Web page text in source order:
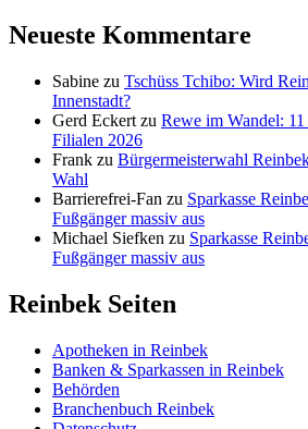
Neueste Kommentare
Sabine zu Tschüss Tchibo: Wird
Innenstadt?
Gerd Eckert zu Rewe im Wandel:
Filialen 2026
Frank zu Bürgermeisterwahl
Wahl
Barrierefrei-Fan zu Sparkasse
Fußgänger massiv aus
Michael Siefken zu Sparkasse
Fußgänger massiv aus
Reinbek Seiten
Apotheken in Reinbek
Banken & Sparkassen in Reinbek
Behörden
Branchenbuch Reinbek